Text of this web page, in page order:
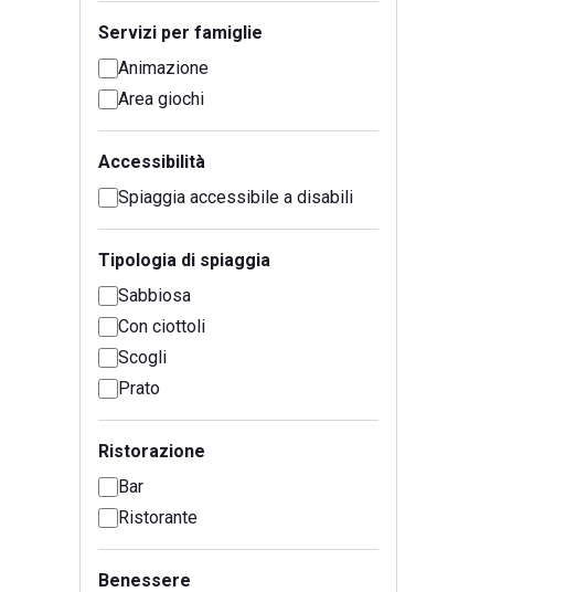
Servizi per famiglie
Animazione
Area giochi
Accessibilità
Spiaggia accessibile a disabili
Tipologia di spiaggia
Sabbiosa
Con ciottoli
Scogli
Prato
Ristorazione
Bar
Ristorante
Benessere